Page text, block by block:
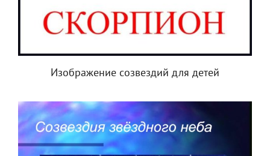
Изображение созвездий для детей